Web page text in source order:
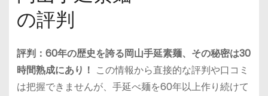
の評判
評判：60年の歴史を誇る岡山手延素麺、その秘密は30
時間熟成にあり！ この情報から直接的な評判や口コミ
は把握できませんが、手延べ麺を60年以上作り続けて